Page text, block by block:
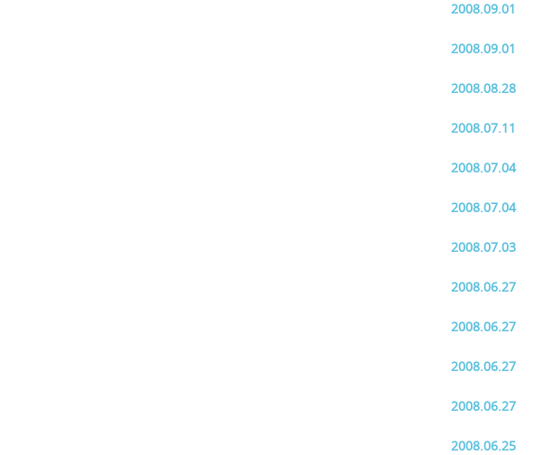
2008.09.01
2008.09.01
2008.08.28
2008.07.11
2008.07.04
2008.07.04
2008.07.03
2008.06.27
2008.06.27
2008.06.27
2008.06.27
2008.06.25